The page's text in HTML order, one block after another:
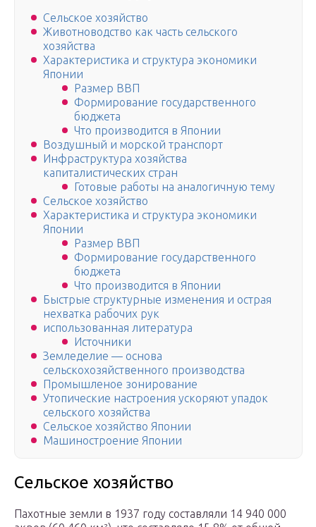
Сельское хозяйство
Животноводство как часть сельского
хозяйства
Характеристика и структура экономики
Японии
Размер ВВП
Формирование государственного
бюджета
Что производится в Японии
Воздушный и морской транспорт
Инфраструктура хозяйства
капиталистических стран
Готовые работы на аналогичную тему
Сельское хозяйство
Характеристика и структура экономики
Японии
Размер ВВП
Формирование государственного
бюджета
Что производится в Японии
Быстрые структурные изменения и острая
нехватка рабочих рук
использованная литература
Источники
Земледелие — основа
сельскохозяйственного производства
Промышленое зонирование
Утопические настроения ускоряют упадок
сельского хозяйства
Сельское хозяйство Японии
Машиностроение Японии
Сельское хозяйство
Пахотные земли в 1937 году составляли 14 940 000